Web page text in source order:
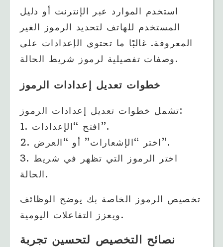
استخدم الموارد عبر الإنترنت أو دليل
المستخدم للهاتف لتحديد الرموز الغير
المعروفة. غالبًا ما تحتوي الإعدادات على
وصفات تفصيلية لرموز شريط الحالة.
خطوات تعديل إعدادات الرموز
تشمل خطوات تعديل إعدادات الرموز:
1. افتح “الإعدادات”.
2. اختر “الإشعارات” أو “العرض”.
3. اختر الرموز التي تظهر في شريط
الحالة.
تخصيص الرموز الخاصة بك يوضح الوظائف
ويعزز التفاعلات اليومية.
نصائح التخصيص لتحسين تجربة